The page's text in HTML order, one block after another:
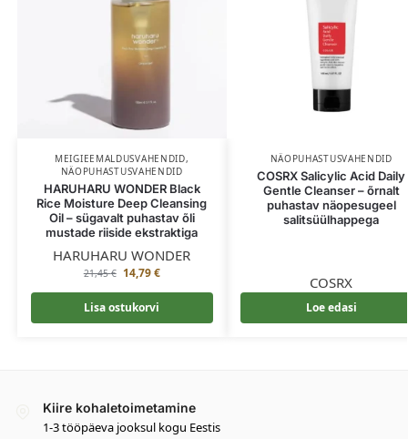
MEIGIEEMALDUSVAHENDID,
NÄOPUHASTUSVAHENDID
HARUHARU WONDER Black
Rice Moisture Deep Cleansing
Oil – sügavalt puhastav õli
mustade riiside ekstraktiga
HARUHARU WONDER
21,45€ 14,79€
Lisa ostukorvi
NÄOPUHASTUSVAHENDID
COSRX Salicylic Acid Daily
Gentle Cleanser – õrnalt
puhastav näopesugeel
salitsüülhappega
COSRX
Loe edasi
Kiire kohaletoimetamine
1-3 tööpäeva jooksul kogu Eestis